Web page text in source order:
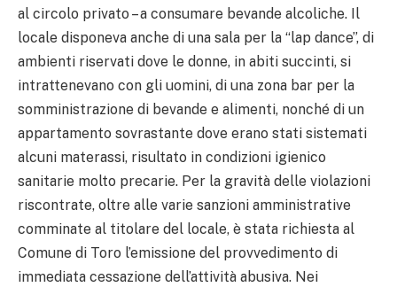
al circolo privato – a consumare bevande alcoliche. Il
locale disponeva anche di una sala per la “lap dance”, di
ambienti riservati dove le donne, in abiti succinti, si
intrattenevano con gli uomini, di una zona bar per la
somministrazione di bevande e alimenti, nonché di un
appartamento sovrastante dove erano stati sistemati
alcuni materassi, risultato in condizioni igienico
sanitarie molto precarie. Per la gravità delle violazioni
riscontrate, oltre alle varie sanzioni amministrative
comminate al titolare del locale, è stata richiesta al
Comune di Toro l’emissione del provvedimento di
immediata cessazione dell’attività abusiva. Nei